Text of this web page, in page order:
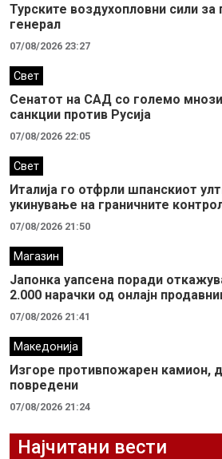
Турските воздухопловни сили
генерал
07/08/2026 23:27
Свет
Сенатот на САД со големо
санкции против Русија
07/08/2026 22:05
Свет
Италија го отфрли шпанскиот
укинување на граничните
07/08/2026 21:50
Магазин
Јапонка уапсена поради
2.000 нарачки од онлајн
07/08/2026 21:41
Македонија
Изгоре противпожарен камион,
повредени
07/08/2026 21:24
Најчитани вести